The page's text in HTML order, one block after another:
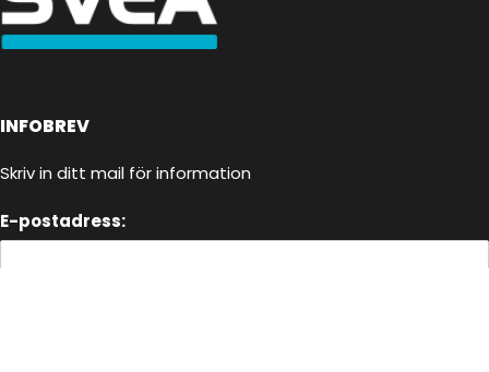
INFOBREV
Skriv in ditt mail för information
E-postadress: